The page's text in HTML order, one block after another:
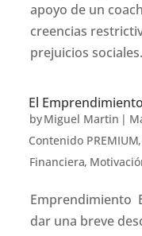
apoyo de un
creencias
prejuicios
El Emprendimiento
byMiguel Martin|
Contenido PREMIUM,
Financiera,
Emprendimiento
dar una breve